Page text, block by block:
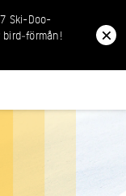
Ski-Doo-